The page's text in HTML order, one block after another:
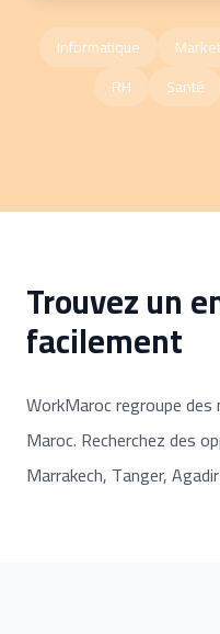
Informatique
RH
Santé
Trouvez un
facilement
WorkMaroc regroupe
Maroc. Recherchez des
Marrakech, Tanger,